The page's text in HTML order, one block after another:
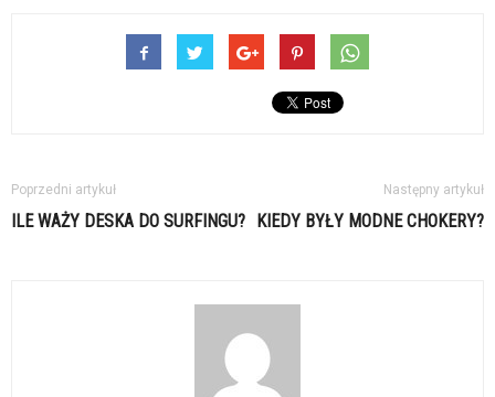
Poprzedni artykuł
ILE WAŻY DESKA DO SURFINGU?
Następny artykuł
KIEDY BYŁY MODNE CHOKERY?